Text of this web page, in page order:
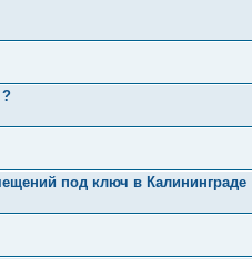
?
под ключ в Калининграде